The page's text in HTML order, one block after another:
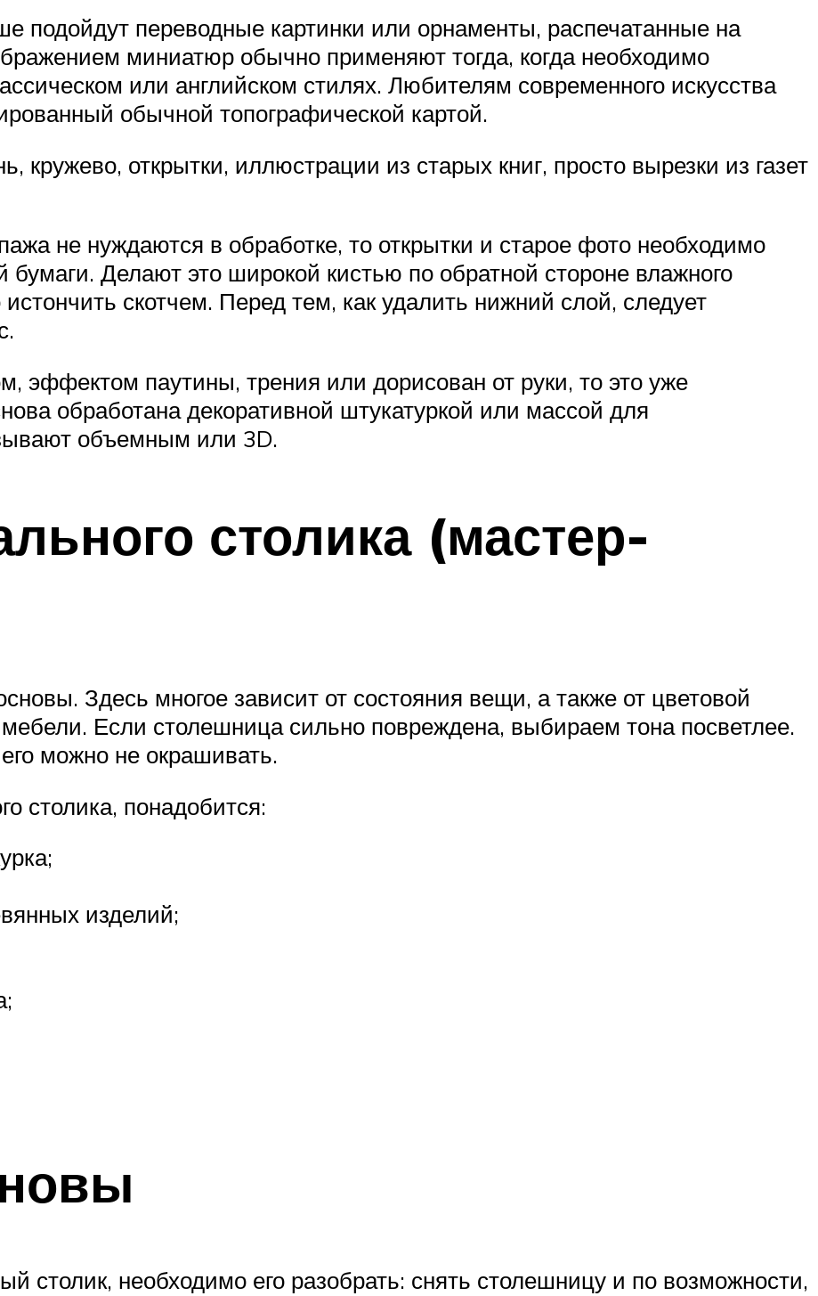
подойдут переводные картинки или орнаменты, распечатанные на
миниатюр обычно применяют тогда, когда необходимо
или английском стилях. Любителям современного искусства
обычной топографической картой.
кружево, открытки, иллюстрации из старых книг, просто вырезки из газет
не нуждаются в обработке, то открытки и старое фото необходимо
Делают это широкой кистью по обратной стороне влажного
скотчем. Перед тем, как удалить нижний слой, следует
эффектом паутины, трения или дорисован от руки, то это уже
обработана декоративной штукатуркой или массой для
объемным или 3D.
столика (мастер-
Здесь многое зависит от состояния вещи, а также от цветовой
Если столешница сильно повреждена, выбираем тона посветлее.
можно не окрашивать.
столика, понадобится:
изделий;
столик, необходимо его разобрать: снять столешницу и по возможности,